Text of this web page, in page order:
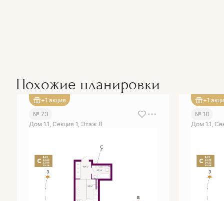
Похожие планировки
+1 акция
№ 73
Дом 1.1, Секция 1, Этаж 8
+1
№ 18
Дом 1.1,